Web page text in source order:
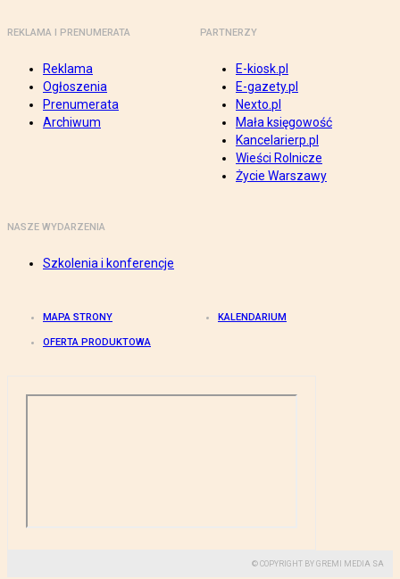
REKLAMA I PRENUMERATA
Reklama
Ogłoszenia
Prenumerata
Archiwum
PARTNERZY
E-kiosk.pl
E-gazety.pl
Nexto.pl
Mała księgowość
Kancelarierp.pl
Wieści Rolnicze
Życie Warszawy
NASZE WYDARZENIA
Szkolenia i konferencje
MAPA STRONY KALENDARIUM
OFERTA PRODUKTOWA
© COPYRIGHT BY GREMI MEDIA SA